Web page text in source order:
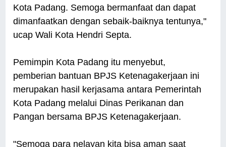
Kota Padang. Semoga bermanfaat dan dapat
dimanfaatkan dengan sebaik-baiknya tentunya,"
ucap Wali Kota Hendri Septa.
Pemimpin Kota Padang itu menyebut,
pemberian bantuan BPJS Ketenagakerjaan ini
merupakan hasil kerjasama antara Pemerintah
Kota Padang melalui Dinas Perikanan dan
Pangan bersama BPJS Ketenagakerjaan.
"Semoga para nelayan kita bisa aman saat